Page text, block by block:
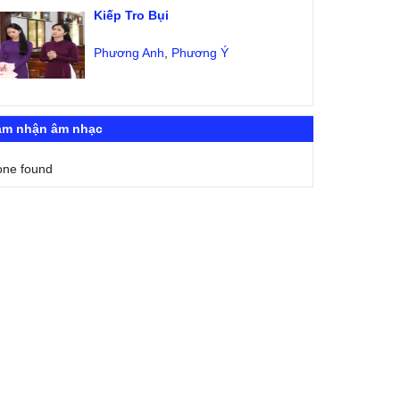
Kiếp Tro Bụi
Phương Anh Phương Ý
nhận âm nhạc
found